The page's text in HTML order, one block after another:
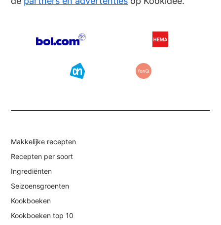
Makkelijke recepten
Recepten per soort
Ingrediënten
Seizoensgroenten
Kookboeken
Kookboeken top 10